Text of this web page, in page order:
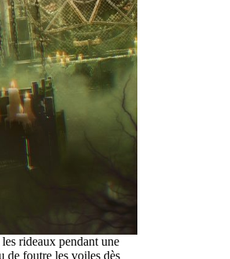
rideaux pendant une
de foutre les voiles dès